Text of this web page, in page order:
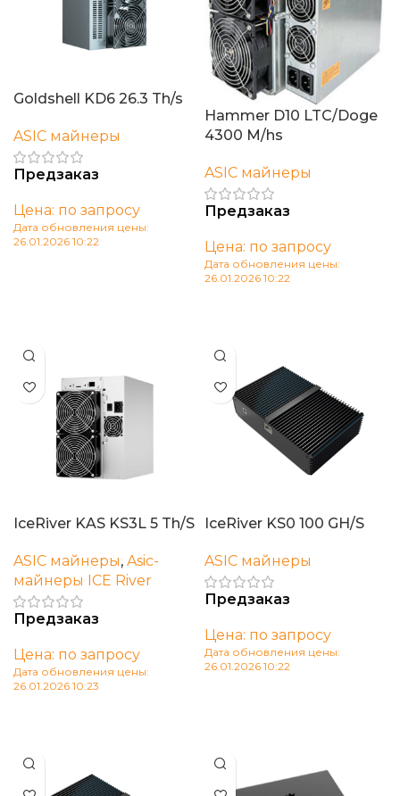
Goldshell KD6 26.3 Th/s
ASIC майнеры
Предзаказ
Цена: по запросу
Дата обновления цены:
26.01.2026 10:22
Hammer D10 LTC/Doge
4300 M/hs
ASIC майнеры
Предзаказ
Цена: по запросу
Дата обновления цены:
26.01.2026 10:22
IceRiver KAS KS3L 5 Th/S
ASIC майнеры, Asic-
майнеры ICE River
Предзаказ
Цена: по запросу
Дата обновления цены:
26.01.2026 10:23
IceRiver KS0 100 GH/S
ASIC майнеры
Предзаказ
Цена: по запросу
Дата обновления цены:
26.01.2026 10:22